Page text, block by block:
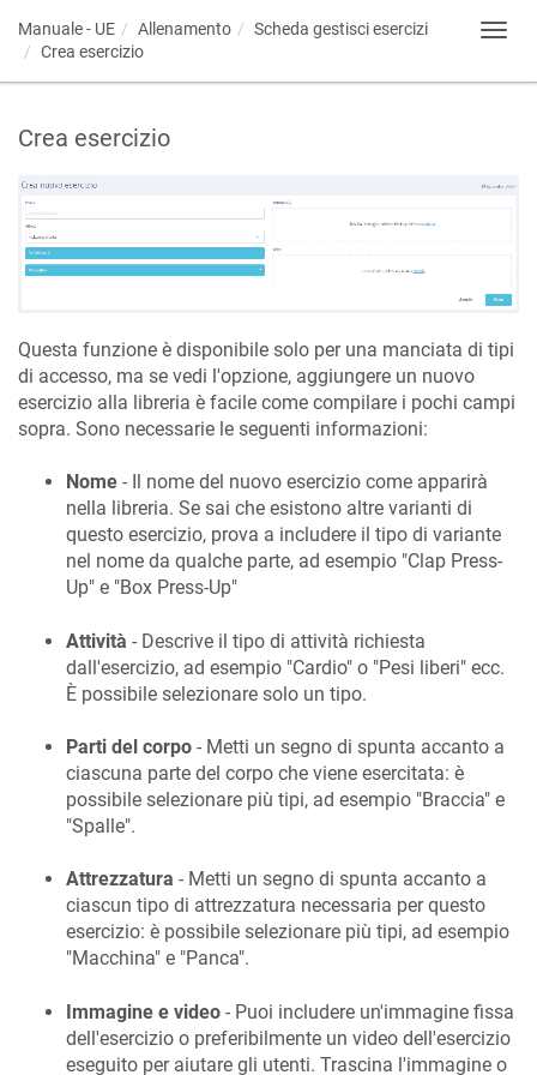
Manuale - UE Allenamento
Scheda gestisci esercizi
Crea esercizio
Crea esercizio
Questa funzione è disponibile solo per una manciata di tipi
di accesso, ma se vedi l'opzione, aggiungere un nuovo
esercizio alla libreria è facile come compilare i pochi campi
sopra. Sono necessarie le seguenti informazioni:
Nome - Il nome del nuovo esercizio come apparirà
nella libreria. Se sai che esistono altre varianti di
questo esercizio, prova a includere il tipo di variante
nel nome da qualche parte, ad esempio "Clap Press-
Up" e "Box Press-Up"
Attività - Descrive il tipo di attività richiesta
dall'esercizio, ad esempio "Cardio" o "Pesi liberi" ecc.
È possibile selezionare solo un tipo.
Parti del corpo - Metti un segno di spunta accanto a
ciascuna parte del corpo che viene esercitata: è
possibile selezionare più tipi, ad esempio "Braccia" e
"Spalle".
Attrezzatura - Metti un segno di spunta accanto a
ciascun tipo di attrezzatura necessaria per questo
esercizio: è possibile selezionare più tipi, ad esempio
"Macchina" e "Panca".
Immagine e video - Puoi includere un'immagine fissa
dell'esercizio o preferibilmente un video dell'esercizio
eseguito per aiutare gli utenti. Trascina l'immagine o